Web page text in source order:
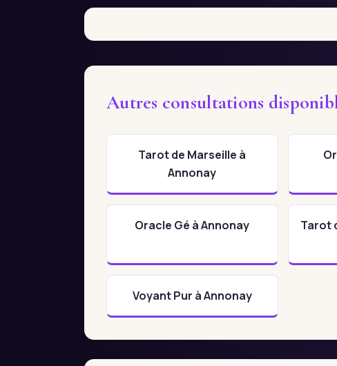
Autres consultations
Tarot de Marseille à
Annonay
Oracle Gé à Annonay Tarot
Voyant Pur à Annonay